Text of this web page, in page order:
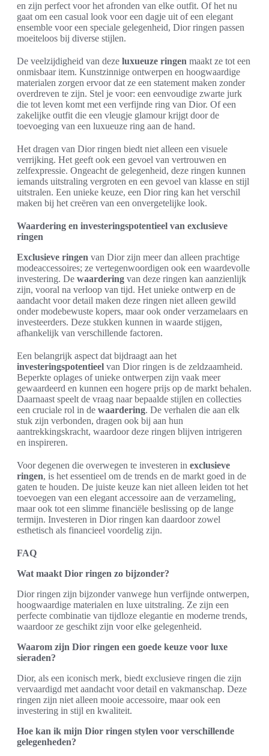
en zijn perfect voor het afronden van elke outfit. Of het nu
gaat om een casual look voor een dagje uit of een elegant
ensemble voor een speciale gelegenheid, Dior ringen passen
moeiteloos bij diverse stijlen.
De veelzijdigheid van deze luxueuze ringen maakt ze tot een
onmisbaar item. Kunstzinnige ontwerpen en hoogwaardige
materialen zorgen ervoor dat ze een statement maken zonder
overdreven te zijn. Stel je voor: een eenvoudige zwarte jurk
die tot leven komt met een verfijnde ring van Dior. Of een
zakelijke outfit die een vleugje glamour krijgt door de
toevoeging van een luxueuze ring aan de hand.
Het dragen van Dior ringen biedt niet alleen een visuele
verrijking. Het geeft ook een gevoel van vertrouwen en
zelfexpressie. Ongeacht de gelegenheid, deze ringen kunnen
iemands uitstraling vergroten en een gevoel van klasse en stijl
uitstralen. Een unieke keuze, een Dior ring kan het verschil
maken bij het creëren van een onvergetelijke look.
Waardering en investeringspotentieel van exclusieve
ringen
Exclusieve ringen van Dior zijn meer dan alleen prachtige
modeaccessoires; ze vertegenwoordigen ook een waardevolle
investering. De waardering van deze ringen kan aanzienlijk
zijn, vooral na verloop van tijd. Het unieke ontwerp en de
aandacht voor detail maken deze ringen niet alleen gewild
onder modebewuste kopers, maar ook onder verzamelaars en
investeerders. Deze stukken kunnen in waarde stijgen,
afhankelijk van verschillende factoren.
Een belangrijk aspect dat bijdraagt aan het
investeringspotentieel van Dior ringen is de zeldzaamheid.
Beperkte oplages of unieke ontwerpen zijn vaak meer
gewaardeerd en kunnen een hogere prijs op de markt behalen.
Daarnaast speelt de vraag naar bepaalde stijlen en collecties
een cruciale rol in de waardering. De verhalen die aan elk
stuk zijn verbonden, dragen ook bij aan hun
aantrekkingskracht, waardoor deze ringen blijven intrigeren
en inspireren.
Voor degenen die overwegen te investeren in exclusieve
ringen, is het essentieel om de trends en de markt goed in de
gaten te houden. De juiste keuze kan niet alleen leiden tot het
toevoegen van een elegant accessoire aan de verzameling,
maar ook tot een slimme financiële beslissing op de lange
termijn. Investeren in Dior ringen kan daardoor zowel
esthetisch als financieel voordelig zijn.
FAQ
Wat maakt Dior ringen zo bijzonder?
Dior ringen zijn bijzonder vanwege hun verfijnde ontwerpen,
hoogwaardige materialen en luxe uitstraling. Ze zijn een
perfecte combinatie van tijdloze elegantie en moderne trends,
waardoor ze geschikt zijn voor elke gelegenheid.
Waarom zijn Dior ringen een goede keuze voor luxe
sieraden?
Dior, als een iconisch merk, biedt exclusieve ringen die zijn
vervaardigd met aandacht voor detail en vakmanschap. Deze
ringen zijn niet alleen mooie accessoire, maar ook een
investering in stijl en kwaliteit.
Hoe kan ik mijn Dior ringen stylen voor verschillende
gelegenheden?